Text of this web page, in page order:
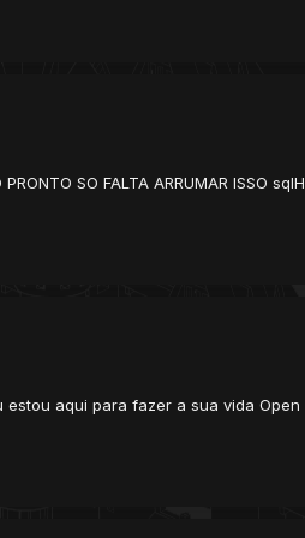
SO FALTA ARRUMAR ISSO
aqui para fazer a sua vida